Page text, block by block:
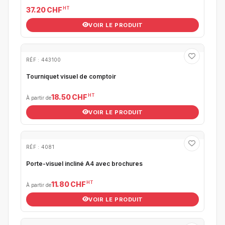
37.20 CHF HT
VOIR LE PRODUIT
RÉF : 443100
Tourniquet visuel de comptoir
À partir de18.50 CHF HT
VOIR LE PRODUIT
RÉF : 4081
Porte-visuel incliné A4 avec brochures
À partir de11.80 CHF HT
VOIR LE PRODUIT